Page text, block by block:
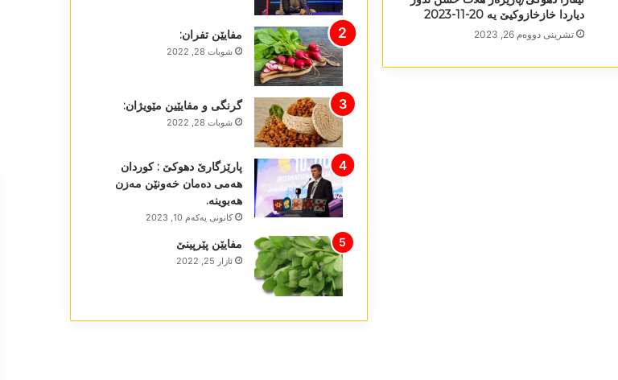
دیاردا خازخازوکیێ یە 20-11-2023
تشرینی دووه‌م 26, 2023 مفایێن تفران:
شوبات 28, 2022
گرنگی و مفایێین مێویژان:
شوبات 28, 2022
پارێزگارێ دھوکێ : کوردان
ھەمی دەمان خەونێن مەزن
ھەبوینە.
كانونی یه‌كه‌م 10, 2023
مفایێن پێرپینێ
ئازار 25, 2022